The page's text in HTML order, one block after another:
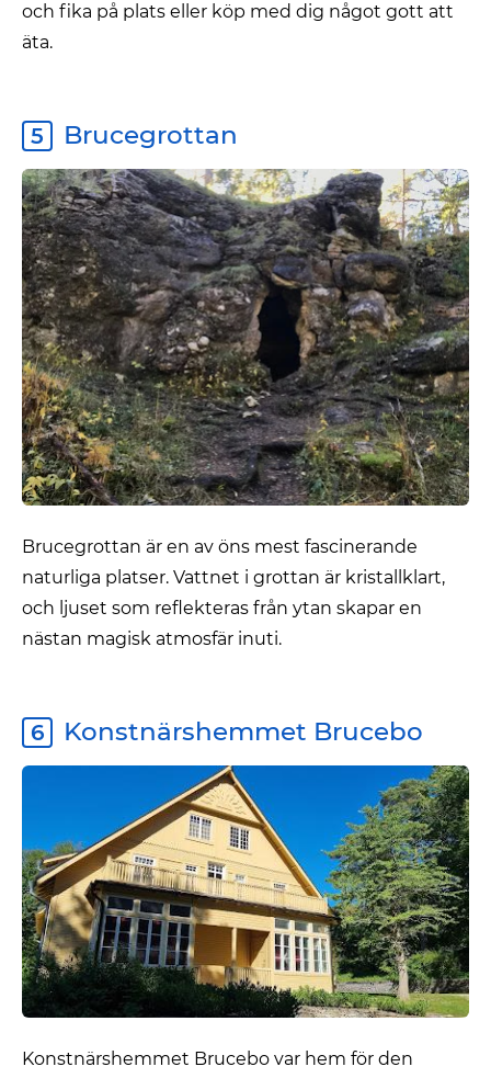
och fika på plats eller köp med dig något gott att
äta.
5 Brucegrottan
Brucegrottan är en av öns mest fascinerande
naturliga platser. Vattnet i grottan är kristallklart,
och ljuset som reflekteras från ytan skapar en
nästan magisk atmosfär inuti.
6 Konstnärshemmet Brucebo
Konstnärshemmet Brucebo var hem för den